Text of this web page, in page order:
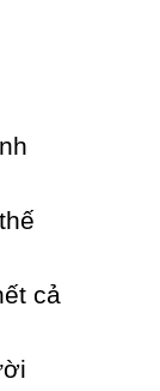
cả